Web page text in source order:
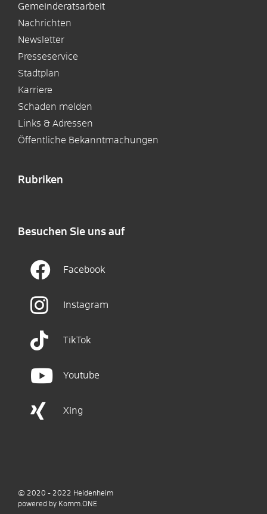
Gemeinderatsarbeit
Nachrichten
Newsletter
Presseservice
Stadtplan
Karriere
Schaden melden
Links & Adressen
Öffentliche Bekanntmachungen
Rubriken
Besuchen Sie uns auf
Facebook
Instagram
TikTok
Youtube
Xing
© 2020 - 2022 Heidenheim
powered by Komm.ONE